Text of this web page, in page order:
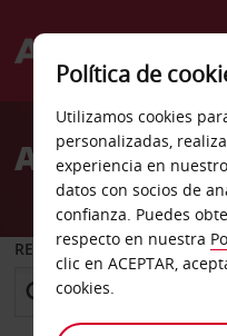
Welcome
AvisAlquiler de
RECOGER EN
Política de
Utilizamos cookies
personalizadas,
experiencia en
datos con socios de
confianza. Puedes
respecto en nuestra
clic en ACEPTAR,
cookies.